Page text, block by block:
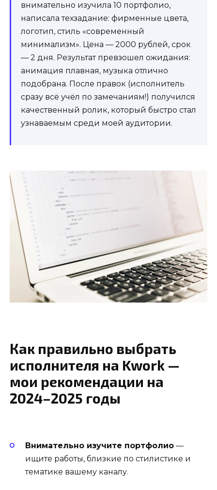
внимательно изучила 10 портфолио,
написала техзадание: фирменные цвета,
логотип, стиль «современный
минимализм». Цена — 2000 рублей, срок
— 2 дня. Результат превзошел ожидания:
анимация плавная, музыка отлично
подобрана. После правок (исполнитель
сразу всё учёл по замечаниям!) получился
качественный ролик, который быстро стал
узнаваемым среди моей аудитории.
Как правильно выбрать
исполнителя на Kwork —
мои рекомендации на
2024–2025 годы
Внимательно изучите портфолио —
ищите работы, близкие по стилистике и
тематике вашему каналу.